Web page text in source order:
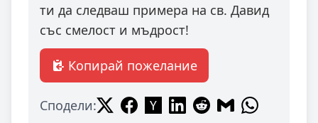
ти да следваш примера на св. Давид
със смелост и мъдрост!
Копирай пожелание
Сподели: